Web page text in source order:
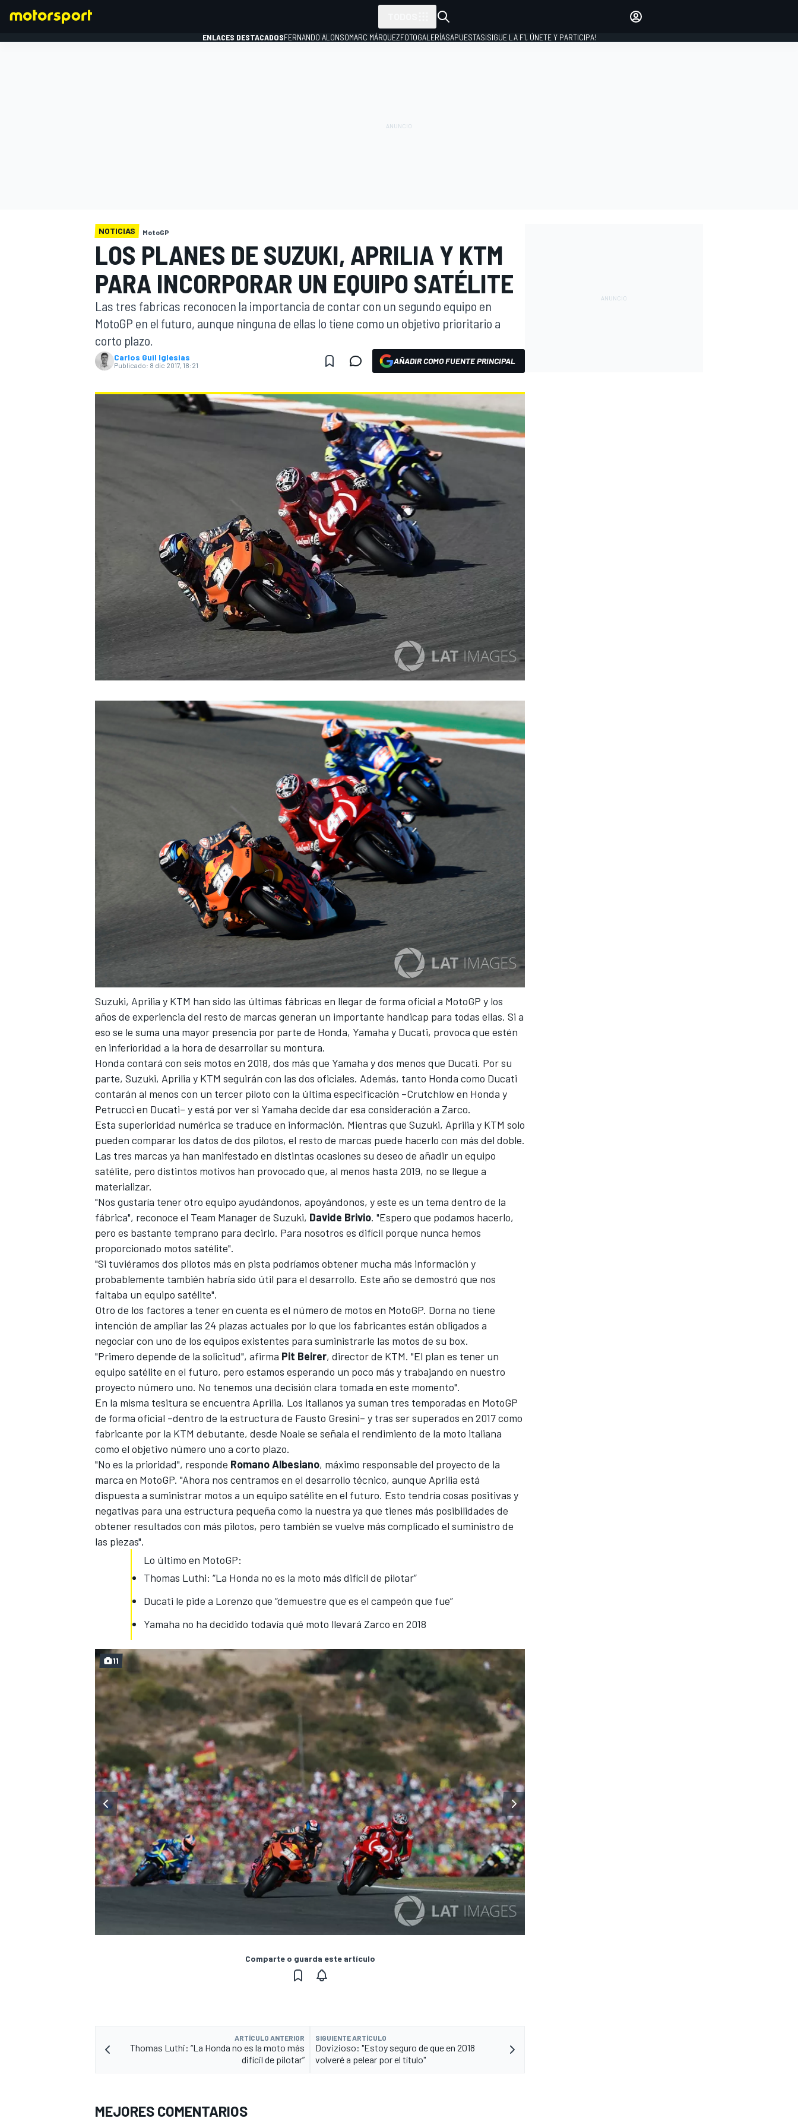
MÁS CATEGORÍAS
ENLACES DESTACADOSFERNANDO ALONSOMARC MÁRQUEZFOTOGALERÍASAPUESTAS¡SIGUE LA F1, ÚNETE Y PARTICIPA!
NOTICIAS MotoGP
LOS PLANES DE SUZUKI, APRILIA Y KTM
PARA INCORPORAR UN EQUIPO SATÉLITE
Las tres fabricas reconocen la importancia de contar con un segundo equipo en
MotoGP en el futuro, aunque ninguna de ellas lo tiene como un objetivo prioritario a
corto plazo.
Carlos Guil Iglesias
Publicado: 8 dic 2017, 18:21 AÑADIR COMO FUENTE PRINCIPAL
Suzuki, Aprilia y KTM han sido las últimas fábricas en llegar de forma oficial a MotoGP y los
años de experiencia del resto de marcas generan un importante handicap para todas ellas. Si a
eso se le suma una mayor presencia por parte de Honda, Yamaha y Ducati, provoca que estén
en inferioridad a la hora de desarrollar su montura.
Honda contará con seis motos en 2018, dos más que Yamaha y dos menos que Ducati. Por su
parte, Suzuki, Aprilia y KTM seguirán con las dos oficiales. Además, tanto Honda como Ducati
contarán al menos con un tercer piloto con la última especificación –Crutchlow en Honda y
Petrucci en Ducati– y está por ver si Yamaha decide dar esa consideración a Zarco.
Esta superioridad numérica se traduce en información. Mientras que Suzuki, Aprilia y KTM solo
pueden comparar los datos de dos pilotos, el resto de marcas puede hacerlo con más del doble.
Las tres marcas ya han manifestado en distintas ocasiones su deseo de añadir un equipo
satélite, pero distintos motivos han provocado que, al menos hasta 2019, no se llegue a
materializar.
"Nos gustaría tener otro equipo ayudándonos, apoyándonos, y este es un tema dentro de la
fábrica", reconoce el Team Manager de Suzuki, Davide Brivio. "Espero que podamos hacerlo,
pero es bastante temprano para decirlo. Para nosotros es difícil porque nunca hemos
proporcionado motos satélite".
"Si tuviéramos dos pilotos más en pista podríamos obtener mucha más información y
probablemente también habría sido útil para el desarrollo. Este año se demostró que nos
faltaba un equipo satélite".
Otro de los factores a tener en cuenta es el número de motos en MotoGP. Dorna no tiene
intención de ampliar las 24 plazas actuales por lo que los fabricantes están obligados a
negociar con uno de los equipos existentes para suministrarle las motos de su box.
"Primero depende de la solicitud", afirma Pit Beirer, director de KTM. "El plan es tener un
equipo satélite en el futuro, pero estamos esperando un poco más y trabajando en nuestro
proyecto número uno. No tenemos una decisión clara tomada en este momento".
En la misma tesitura se encuentra Aprilia. Los italianos ya suman tres temporadas en MotoGP
de forma oficial –dentro de la estructura de Fausto Gresini– y tras sersuperados en 2017 como
fabricante por la KTM debutante, desde Noale se señala el rendimiento de la moto italiana
como el objetivo número uno a corto plazo.
"No es la prioridad", responde Romano Albesiano, máximo responsable del proyecto de la
marca en MotoGP. "Ahora nos centramos en el desarrollo técnico, aunque Aprilia está
dispuesta a suministrar motos a un equipo satélite en el futuro. Esto tendría cosas positivas y
negativas para una estructura pequeña como la nuestra ya que tienes más posibilidades de
obtener resultados con más pilotos, pero también se vuelve más complicado el suministro de
las piezas".
Lo último en MotoGP:
Thomas Luthi: “La Honda no es la moto más difícil de pilotar”
Ducati le pide a Lorenzo que “demuestre que es el campeón que fue”
Yamaha no ha decidido todavía qué moto llevará Zarco en 2018
11
Comparte o guarda este artículo
ARTÍCULO ANTERIOR
Thomas Luthi: “La Honda no es la moto más
difícil de pilotar”
SIGUIENTE ARTÍCULO
Dovizioso: "Estoy seguro de que en 2018
volveré a pelear por el título"
MEJORES COMENTARIOS